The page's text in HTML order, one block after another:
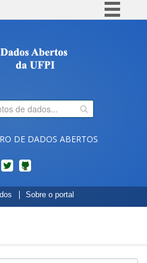
Comunica BR
Participe
Legislação
DE DADOS ABERTOS
twitterCódigos
fonte
de
no
Sobre o portal